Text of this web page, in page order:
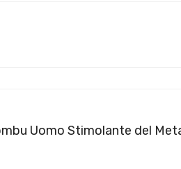
Uomo Stimolante del